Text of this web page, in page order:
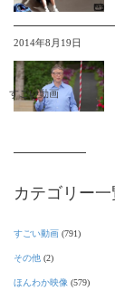
2014年8月19日
すごい動画
カテゴリー一
すごい動画 (791)
その他 (2)
ほんわか映像 (579)